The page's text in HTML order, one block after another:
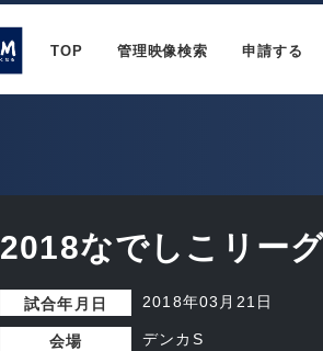
TOP 管理映像検索 申請する
2018なでしこリー
試合年月日 2018年03月21日
会場 デンカS